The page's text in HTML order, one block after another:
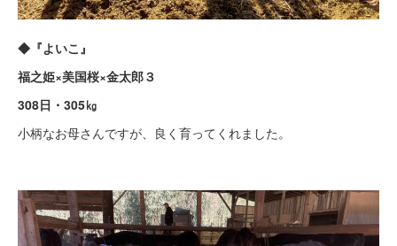
◆『よいこ』
福之姫×美国桜×金太郎３
308日・305㎏
小柄なお母さんですが、良く育ってくれました。